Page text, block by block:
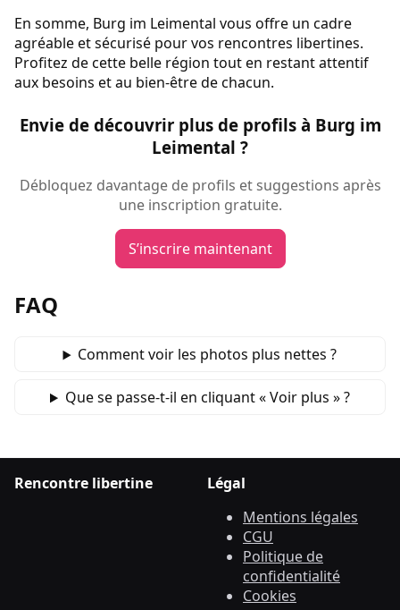
En somme, Burg im Leimental vous offre un cadre
agréable et sécurisé pour vos rencontres libertines.
Profitez de cette belle région tout en restant attentif
aux besoins et au bien-être de chacun.
Envie de découvrir plus de profils à Burg im
Leimental ?
Débloquez davantage de profils et suggestions après
une inscription gratuite.
S’inscrire maintenant
FAQ
Comment voir les photos plus nettes ?
Que se passe‑t‑il en cliquant « Voir plus » ?
Rencontre libertine
Légal
Mentions légales
CGU
Politique de
confidentialité
Cookies